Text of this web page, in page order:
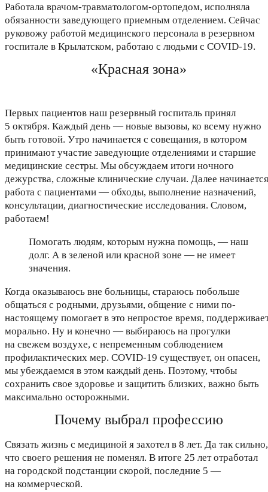
Работала врачом-травматологом-ортопедом, исполняла
обязанности заведующего приемным отделением. Сейчас
руковожу работой медицинского персонала в резервном
госпитале в Крылатском, работаю с людьми с COVID-19.
«Красная зона»
Первых пациентов наш резервный госпиталь принял
5 октября. Каждый день — новые вызовы, ко всему нужно
быть готовой. Утро начинается с совещания, в котором
принимают участие заведующие отделениями и старшие
медицинские сестры. Мы обсуждаем итоги ночного
дежурства, сложные клинические случаи. Далее начинается
работа с пациентами — обходы, выполнение назначений,
консультации, диагностические исследования. Словом,
работаем!
Помогать людям, которым нужна помощь, — наш
долг. А в зеленой или красной зоне — не имеет
значения.
Когда оказываюсь вне больницы, стараюсь побольше
общаться с родными, друзьями, общение с ними по-
настоящему помогает в это непростое время,
морально. Ну и конечно — выбираюсь на прогулки
на свежем воздухе, с непременным соблюдением
профилактических мер. COVID-19 существует, он опасен,
мы убеждаемся в этом каждый день. Поэтому, чтобы
сохранить свое здоровье и защитить близких, важно быть
максимально осторожными.
Почему выбрал профессию
Связать жизнь с медициной я захотел в 8 лет. Да так сильно,
что своего решения не поменял. В итоге 25 лет отработал
на городской подстанции скорой, последние 5 —
на коммерческой.